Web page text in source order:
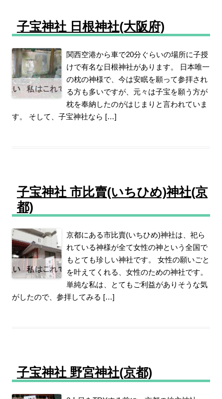
子宝神社 日根神社(大阪府)
関西空港から車で20分ぐらいの場所に子授
けで有名な日根神社があります。 日本唯一
の枕の神様で、今は安眠を願って参拝され
る方も多いですが、元々は子宝を願う方が
枕を奉納したのがはじまりと言われていま
す。 そして、子宝神社なら […]
子宝神社 市比賣(いちひめ)神社(京
都)
京都にある市比賣(いちひめ)神社は、祀ら
れている神様が全て女性の神という全国で
もとても珍しい神社です。 女性の願いごと
を叶えてくれる、女性のための神社です。
単純な私は、とてもご利益がありそうな気
がしたので、参拝してみる […]
子宝神社 野宮神社(京都)